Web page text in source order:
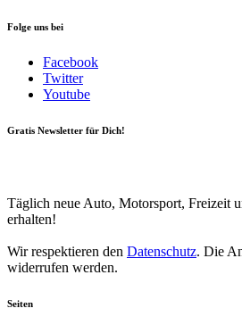
Folge uns bei
Facebook
Twitter
Youtube
Gratis Newsletter für Dich!
Täglich neue Auto, Motorsport, Freizeit
erhalten!
Wir respektieren den Datenschutz. Die
widerrufen werden.
Seiten